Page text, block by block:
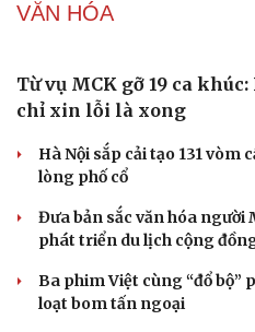
VĂN HÓA
Từ vụ MCK gỡ 19 ca